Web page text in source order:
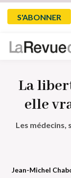
Skip
navigation
Menu
du
de
S'ABONNER
La
elle
Les médecins,
Jean-Michel